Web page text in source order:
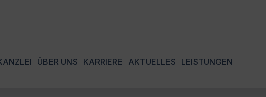
ÜBER UNS KARRIERE AKTUELLES LEISTUNGEN